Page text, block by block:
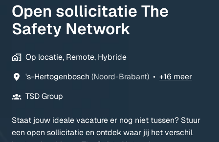
Open sollicitatie The
Safety Network
Op locatie, Remote, Hybride
's-Hertogenbosch (Noord-Brabant) • +16 meer
TSD Group
Staat jouw ideale vacature er nog niet tussen? Stuur
een open sollicitatie en ontdek waar jij het verschil